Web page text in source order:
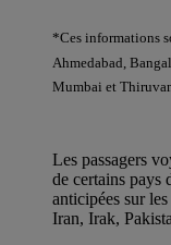
*Ces informations
Ahmedabad,
Mumbai et
Les passagers
de certains pays
anticipées sur
Iran, Irak,